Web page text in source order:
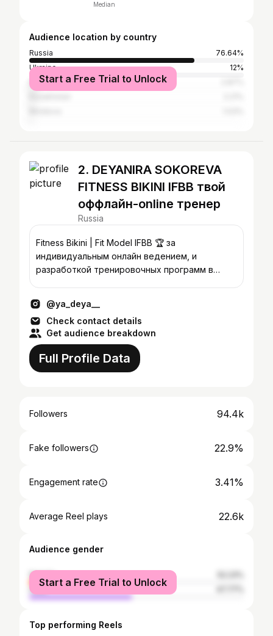
Median
Audience location by country
Russia
76.64%
Ukraine
12%
Belarus
Start a Free Trial to Unlock
2. DEYANIRA SOKOREVA
FITNESS BIKINI IFBB твой
оффлайн-online тренер
Russia
Fitness Bikini | Fit Model IFBB 🏆 за
индивидуальным онлайн ведением, и
разработкой тренировочных программ в
@ya_deya__
Check contact details
Get audience breakdown
Full Profile Data
Followers 94.4k
Fake followers 22.9%
Engagement rate 3.41%
Average Reel plays 22.6k
Audience gender
female
male
Start a Free Trial to Unlock
Top performing Reels